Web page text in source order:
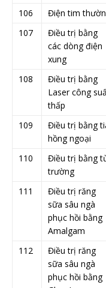
106 Điện tim
107
Điều trị bằng
các dòng điện
xung
108
Điều trị bằng
Laser công
thấp
109
Điều trị bằng
hồng ngoại
110
Điều trị bằng
trường
111
Điều trị răng
sữa sâu ngà
phục hồi bằng
Amalgam
112
Điều trị răng
sữa sâu ngà
phục hồi bằng